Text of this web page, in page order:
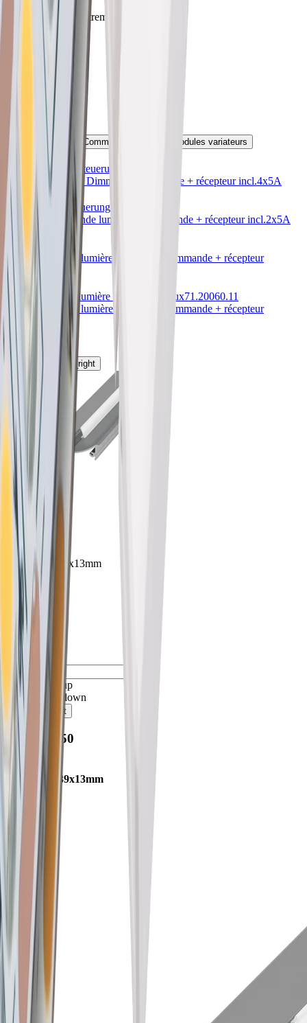
Profondeur d'encastrement
Type de montage
Accessoires adaptés
Télécommande Commandes WLAN Modules variateurs
Tano RGB Lichtsteuerung
Tano RGB Touch Dimmer
télécommande + récepteur incl.4x5A
Tano TL Lichtsteuerung
Tano TL Commande lumière
télécommande + récepteur incl.2x5A
Fora
71.20116.00
Fora Commande lumière à 4 voie
télécommande + récepteur
incl.
4x5A
Fuly commande lumière LED à 1 canaux71.20060.11
Fuly Commande lumière à 1 voie
télécommande + récepteur
incl.
1x10A
chevron_left
chevron_right
keyboard_arrow_right
76.50007.50
Veno profil
lxlxh 5800x39x13mm
Couleur alu
5800 mm
2 Jahre
arrow_drop_up
arrow_drop_down
shopping_cart
76.50007.50
Veno profil
lxlxh 5800x39x13mm